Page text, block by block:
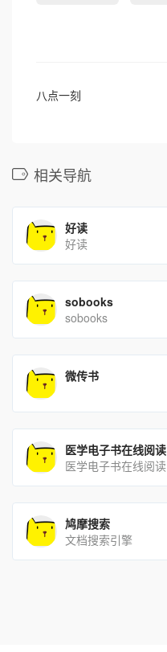
八点一刻
相关导航
好读
好读
sobooks
sobooks
微传书
医学电子书在线阅读
医学电子书在线阅读
鸠摩搜索
文档搜索引擎